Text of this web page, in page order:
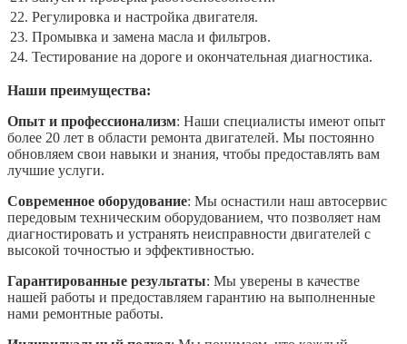
22. Регулировка и настройка двигателя.
23. Промывка и замена масла и фильтров.
24. Тестирование на дороге и окончательная диагностика.
Наши преимущества:
Опыт и профессионализм: Наши специалисты имеют опыт
более 20 лет в области ремонта двигателей. Мы постоянно
обновляем свои навыки и знания, чтобы предоставлять вам
лучшие услуги.
Современное оборудование: Мы оснастили наш автосервис
передовым техническим оборудованием, что позволяет нам
диагностировать и устранять неисправности двигателей с
высокой точностью и эффективностью.
Гарантированные результаты: Мы уверены в качестве
нашей работы и предоставляем гарантию на выполненные
нами ремонтные работы.